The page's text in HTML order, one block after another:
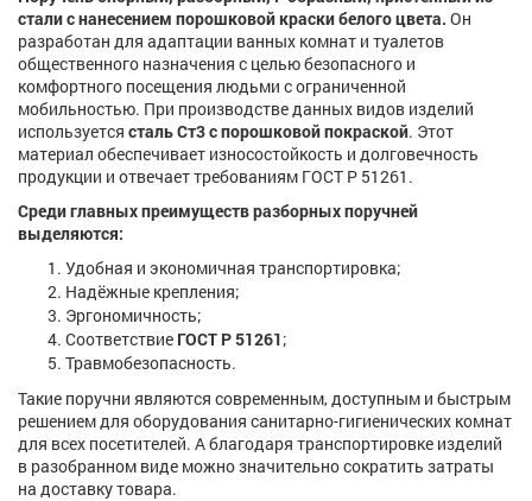
стали с нанесением порошковой краски белого цвета. Он
разработан для адаптации ванных комнат и туалетов
общественного назначения с целью безопасного и
комфортного посещения людьми с ограниченной
мобильностью. При производстве данных видов изделий
используется сталь Ст3 с порошковой покраской. Этот
материал обеспечивает износостойкость и долговечность
продукции и отвечает требованиям ГОСТ Р 51261.
Среди главных преимуществ разборных поручней
выделяются:
Удобная и экономичная транспортировка;
Надёжные крепления;
Эргономичность;
Соответствие ГОСТ Р 51261;
Травмобезопасность.
Такие поручни являются современным, доступным и быстрым
решением для оборудования санитарно-гигиенических комнат
для всех посетителей. А благодаря транспортировке изделий
в разобранном виде можно значительно сократить затраты
на доставку товара.